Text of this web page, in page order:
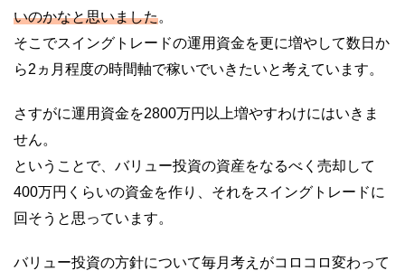
いのかなと思いました。
そこでスイングトレードの運用資金を更に増やして数日か
ら2ヵ月程度の時間軸で稼いでいきたいと考えています。
さすがに運用資金を2800万円以上増やすわけにはいきま
せん。
ということで、バリュー投資の資産をなるべく売却して
400万円くらいの資金を作り、それをスイングトレードに
回そうと思っています。
バリュー投資の方針について毎月考えがコロコロ変わって